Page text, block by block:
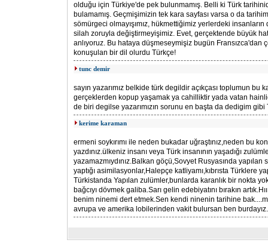
olduğu için Türkiye'de pek bulunmamış. Belli ki Türk
bulamamış. Geçmişimizin tek kara sayfası varsa o da
sömürgeci olmayışımız, hükmettiğimiz yerlerdeki
silah zoruyla değiştirmeyişimiz. Evet, gerçektende büyük
anlıyoruz. Bu hataya düşmeseymişiz bugün Fransızca'dan
konuşulan bir dil olurdu Türkçe!
tunc demir
sayın yazarımız belkide türk degildir açıkçası toplumun bu
gerçeklerden kopup yaşamak ya cahilliktir yada vatan
de biri degilse yazarımızın sorunu en başta da dedigim gibi
kerime karaman
ermeni soykırımı ile neden bukadar uğraştınız,neden bu
yazdınız.ülkeniz insanı veya Türk insanının yaşadığı
yazamazmıydınız.Balkan göçü,Sovyet Rusyasında yapılan
yaptığı asimilasyonlar,Halepçe katliyamı,kıbrısta Türklere
Türkistanda Yapılan zulümler,bunlarda karanlık bir nokta
bağcıyı dövmek galiba.Sarı gelin edebiyatını bırakın
benim ninemi dert etmek.Sen kendi ninenin tarihine
avrupa ve amerika lobilerinden vakit bulursan ben